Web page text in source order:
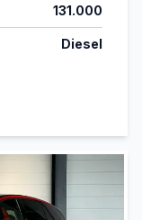
131.000
Diesel